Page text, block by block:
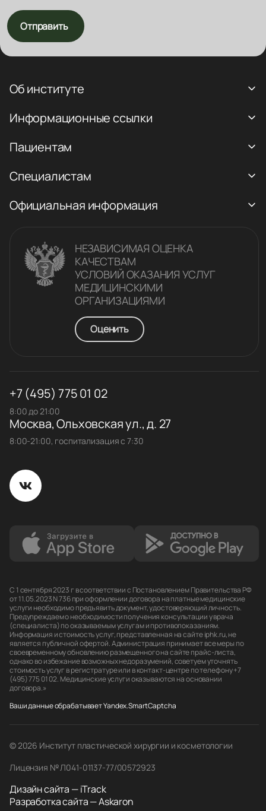
Отправить
Об институте
Информационные ссылки
Пациентам
Специалистам
Официальная информация
НЕЗАВИСИМАЯ ОЦЕНКА
КАЧЕСТВАM
УСЛОВИЙ ОКАЗАНИЯ УСЛУГ
МЕДИЦИНСКИМИ
ОРГАНИЗАЦИЯМИ
Оценить
+7 (495) 775 01 02
8:00 до 21:00
Москва, Ольховская ул., д. 27
8:00-21:00, госпитализация с 7:30
С 1 сентября 2023 г в соответствии с Постановлением Правительства РФ
от 11.05.2023 N 736 при оформлении договора на платные медицинские
услуги необходимо предъявить документ, удостоверяющий личность.
Предупреждаем о необходимости получения консультации у врача
(специалиста) по оказываемым услугам и противопоказаниям.
Информация и стоимость услуг, представленная на сайте iphk.ru, не
является публичной офертой. Администрация принимает все меры по
своевременному обновлению размещенного на сайте прайс-листа,
однако во избежание возможных недоразумений, советуем уточнять
стоимость услуг в регистратуре или в контакт-центре по телефону +7
(495) 775 01 02. Медицинские услуги оказываются на основании
договора.»
Ваши данные обрабатывает Yandex.SmartCaptcha
© 2026 Институт пластической хирургии и косметологии
Лицензия № Л041-01137-77/00572923
Дизайн сайта — iTrack
Разработка сайта — Askaron